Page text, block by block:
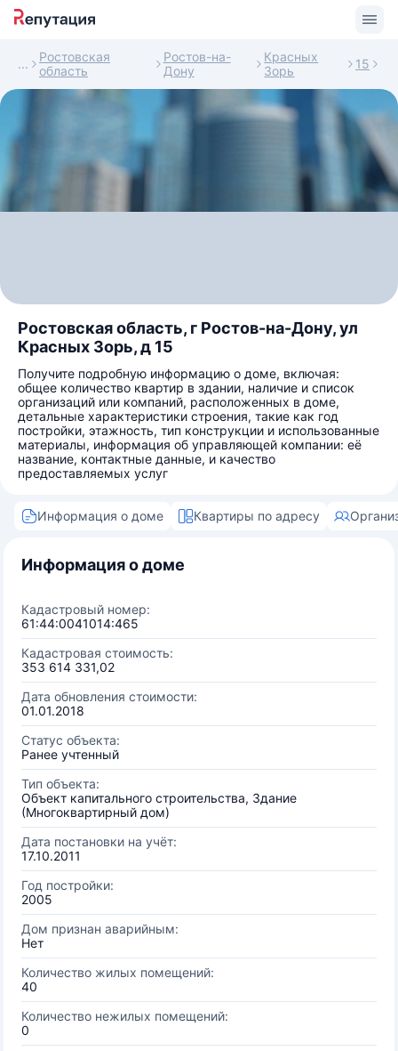
Ростовская
область
Ростов-на-
Дону
Красных
Зорь
15
Ростовская область, г Ростов-на-Дону, ул
Красных Зорь, д 15
Получите подробную информацию о доме, включая:
общее количество квартир в здании, наличие и список
организаций или компаний, расположенных в доме,
детальные характеристики строения, такие как год
постройки, этажность, тип конструкции и использованные
материалы, информация об управляющей компании: её
название, контактные данные, и качество
предоставляемых услуг
Информация о доме Квартиры по адресу
Информация о доме
Кадастровый номер:
61:44:0041014:465
Кадастровая стоимость:
353 614 331,02
Дата обновления стоимости:
01.01.2018
Статус объекта:
Ранее учтенный
Тип объекта:
Объект капитального строительства, Здание
(Многоквартирный дом)
Дата постановки на учёт:
17.10.2011
Год постройки:
2005
Дом признан аварийным:
Нет
Количество жилых помещений:
40
Количество нежилых помещений:
0